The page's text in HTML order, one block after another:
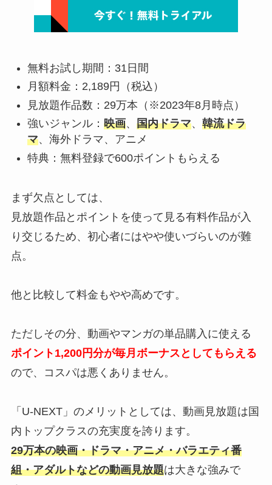
無料お試し期間：31日間
月額料金：2,189円（税込）
見放題作品数：29万本（※2023年8月時点）
強いジャンル： 映画、 国内ドラマ、 韓流ドラ
マ、海外ドラマ、アニメ
特典：無料登録で600ポイントもらえる
まず欠点としては、
見放題作品とポイントを使って見る有料作品が入
り交じるため、初心者にはやや使いづらいのが難
点。
他と比較して料金もやや高めです。
ただしその分、動画やマンガの単品購入に使える
ポイント1,200円分が毎月ボーナスとしてもらえる
ので、コスパは悪くありません。
「U-NEXT」のメリットとしては、動画見放題は国
内トップクラスの充実度を誇ります。
29万本の映画・ドラマ・アニメ・バラエティ番
組・アダルトなどの動画見放題は大きな強みで